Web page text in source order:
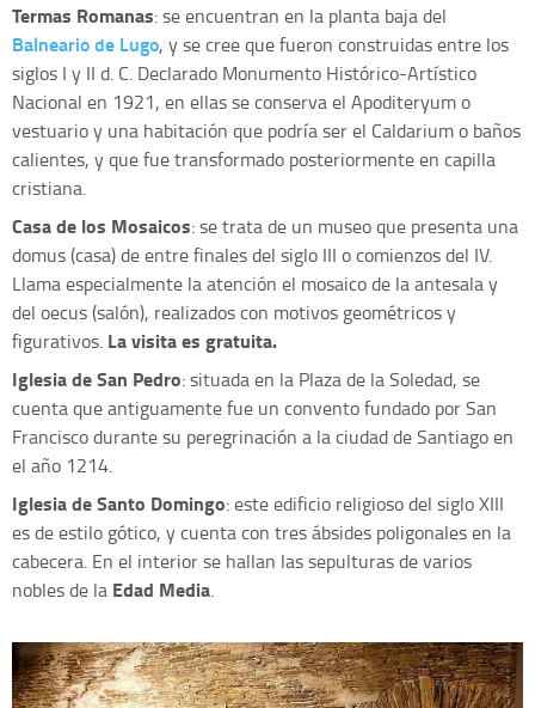
Termas Romanas: se encuentran en la planta baja del
Balneario de Lugo, y se cree que fueron construidas entre los
siglos I y II d. C. Declarado Monumento Histórico-Artístico
Nacional en 1921, en ellas se conserva el Apoditeryum o
vestuario y una habitación que podría ser el Caldarium o baños
calientes, y que fue transformado posteriormente en capilla
cristiana.
Casa de los Mosaicos: se trata de un museo que presenta una
domus (casa) de entre finales del siglo III o comienzos del IV.
Llama especialmente la atención el mosaico de la antesala y
del oecus (salón), realizados con motivos geométricos y
figurativos. La visita es gratuita.
Iglesia de San Pedro: situada en la Plaza de la Soledad, se
cuenta que antiguamente fue un convento fundado por San
Francisco durante su peregrinación a la ciudad de Santiago en
el año 1214.
Iglesia de Santo Domingo: este edificio religioso del siglo XIII
es de estilo gótico, y cuenta con tres ábsides poligonales en la
cabecera. En el interior se hallan las sepulturas de varios
nobles de la Edad Media.